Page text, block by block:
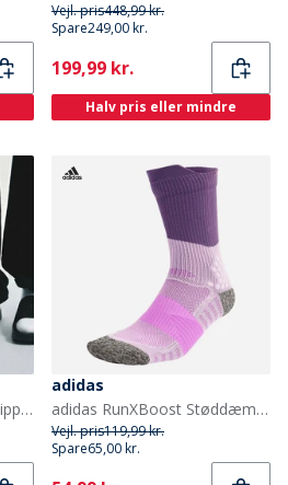
Vejl. pris448,99 kr.
Spare249,00 kr.
Current
199,99 kr.
Halv pris eller mindre
ARKK Copenhagen CPH Slippers Sort
adidas
adidas RunXBoost Støddæmpende Løbestrømper i Crew Snit Powder Plum/Aurora Plum/Purple Burst
Vejl. pris119,99 kr.
Spare65,00 kr.